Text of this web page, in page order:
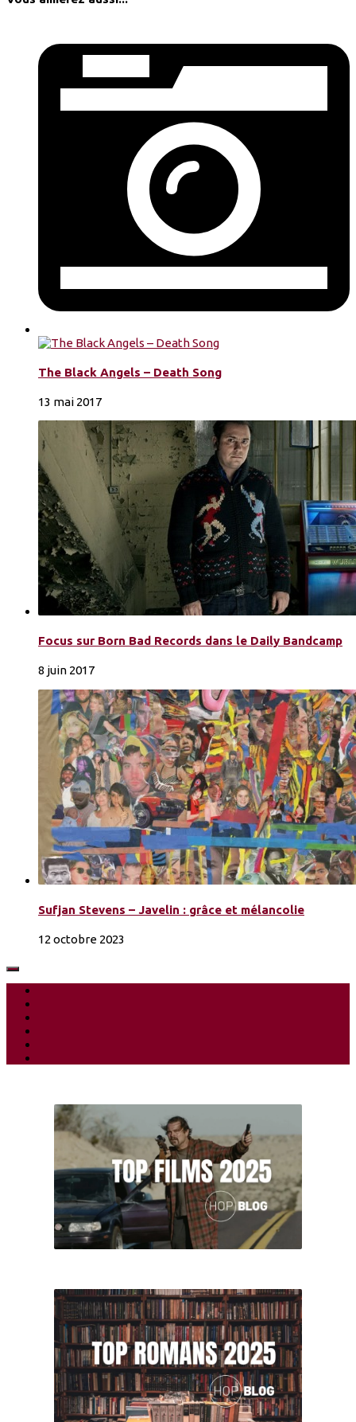
The Black Angels – Death Song
13 mai 2017
Focus sur Born Bad Records dans le Daily Bandcamp
8 juin 2017
Sufjan Stevens – Javelin : grâce et mélancolie
12 octobre 2023